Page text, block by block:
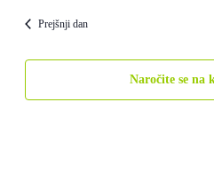
Prejšnji dan
Naročite se na